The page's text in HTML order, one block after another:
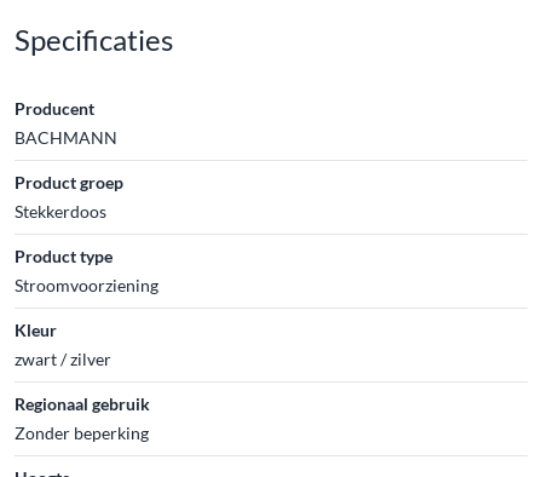
Specificaties
Producent
BACHMANN
Product groep
Stekkerdoos
Product type
Stroomvoorziening
Kleur
zwart / zilver
Regionaal gebruik
Zonder beperking